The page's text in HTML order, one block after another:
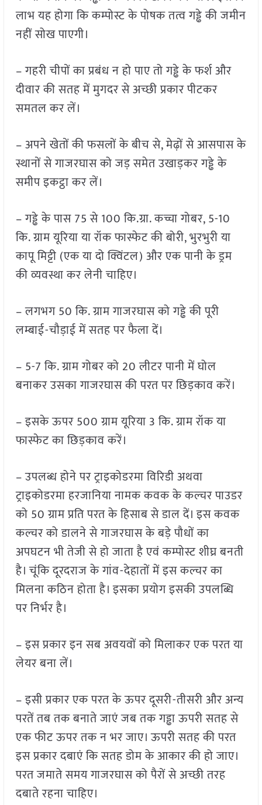
लाभ यह होगा कि कम्पोस्ट के पोषक तत्व गड्ढे की जमीन
नहीं सोख पाएगी।
– गहरी चीपों का प्रबंध न हो पाए तो गड्ढे के फर्श और
दीवार की सतह में मुगदर से अच्छी प्रकार पीटकर
समतल कर लें।
– अपने खेतों की फसलों के बीच से, मेढ़ों से आसपास के
स्थानों से गाजरघास को जड़ समेत उखाड़कर गड्ढे के
समीप इकट्ठा कर लें।
– गड्ढे के पास 75 से 100 कि.ग्रा. कच्चा गोबर, 5-10
कि. ग्राम यूरिया या रॉक फास्फेट की बोरी, भुरभुरी या
कापू मिट्टी (एक या दो क्विंटल) और एक पानी के ड्रम
की व्यवस्था कर लेनी चाहिए।
– लगभग 50 कि. ग्राम गाजरघास को गड्ढे की पूरी
लम्बाई-चौड़ाई में सतह पर फैला दें।
– 5-7 कि. ग्राम गोबर को 20 लीटर पानी में घोल
बनाकर उसका गाजरघास की परत पर छिड़काव करें।
– इसके ऊपर 500 ग्राम यूरिया 3 कि. ग्राम रॉक या
फास्फेट का छिड़काव करें।
– उपलब्ध होने पर ट्राइकोडरमा विरिडी अथवा
ट्राइकोडरमा हरजानिया नामक कवक के कल्चर पाउडर
को 50 ग्राम प्रति परत के हिसाब से डाल दें। इस कवक
कल्चर को डालने से गाजरघास के बड़े पौधों का
अपघटन भी तेजी से हो जाता है एवं कम्पोस्ट शीघ्र बनती
है। चूंकि दूरदराज के गांव-देहातों में इस कल्चर का
मिलना कठिन होता है। इसका प्रयोग इसकी उपलब्धि
पर निर्भर है।
– इस प्रकार इन सब अवयवों को मिलाकर एक परत या
लेयर बना लें।
– इसी प्रकार एक परत के ऊपर दूसरी-तीसरी और अन्य
परतें तब तक बनाते जाएं जब तक गड्ढा ऊपरी सतह से
एक फीट ऊपर तक न भर जाए। ऊपरी सतह की परत
इस प्रकार दबाएं कि सतह डोम के आकार की हो जाए।
परत जमाते समय गाजरघास को पैरों से अच्छी तरह
दबाते रहना चाहिए।